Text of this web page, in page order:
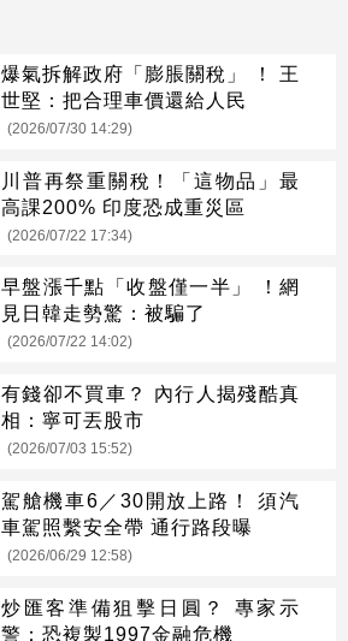
爆氣拆解政府「膨脹關稅」 ！ 王
世堅：把合理車價還給人民
(2026/07/30 14:29)
川普再祭重關稅！「這物品」最
高課200% 印度恐成重災區
(2026/07/22 17:34)
早盤漲千點「收盤僅一半」 ！網
見日韓走勢驚：被騙了
(2026/07/22 14:02)
有錢卻不買車？ 內行人揭殘酷真
相：寧可丟股市
(2026/07/03 15:52)
駕艙機車6／30開放上路！ 須汽
車駕照繫安全帶 通行路段曝
(2026/06/29 12:58)
炒匯客準備狙擊日圓？ 專家示
警：恐複製1997金融危機